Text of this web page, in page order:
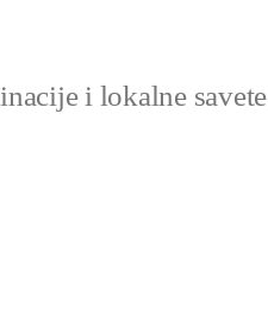
i lokalne savete